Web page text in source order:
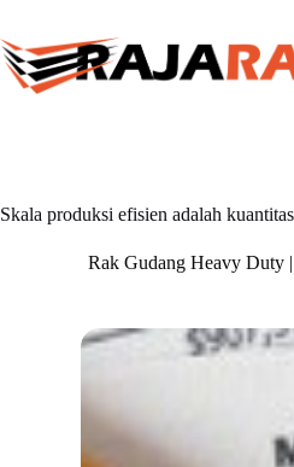
content
Skala produksi efisien adalah
Rak Gudang Heavy Duty